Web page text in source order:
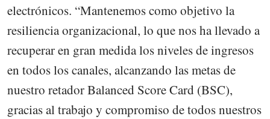
electrónicos. “Mantenemos como objetivo la
resiliencia organizacional, lo que nos ha llevado a
recuperar en gran medida los niveles de ingresos
en todos los canales, alcanzando las metas de
nuestro retador Balanced Score Card (BSC),
gracias al trabajo y compromiso de todos nuestros